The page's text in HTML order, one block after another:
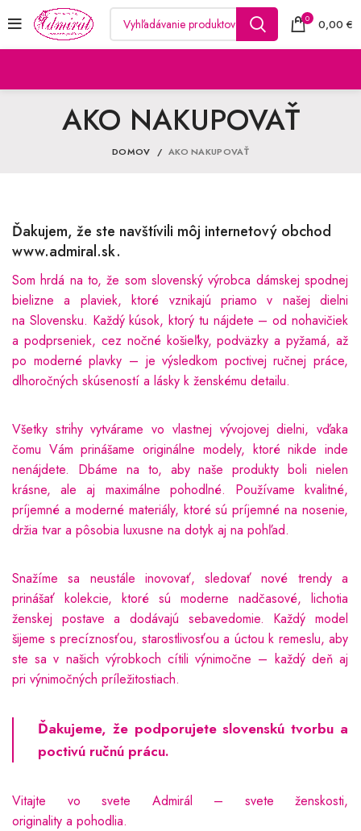
0 0,00 €
AKO NAKUPOVAŤ
DOMOV AKO NAKUPOVAŤ
Ďakujem, že ste navštívili môj internetový obchod
www.admiral.sk.
Som hrdá na to, že som slovenský výrobca dámskej spodnej
bielizne a plaviek, ktoré vznikajú priamo v našej dielni
na Slovensku. Každý kúsok, ktorý tu nájdete – od nohavičiek
a podprseniek, cez nočné košieľky, podväzky a pyžamá, až
po moderné plavky – je výsledkom poctivej ručnej práce,
dlhoročných skúseností a lásky k ženskému detailu.
Všetky strihy vytvárame vo vlastnej vývojovej dielni, vďaka
čomu Vám prinášame originálne modely, ktoré nikde inde
nenájdete. Dbáme na to, aby naše produkty boli nielen
krásne, ale aj maximálne pohodlné. Používame kvalitné,
príjemné a moderné materiály, ktoré sú príjemné na nosenie,
držia tvar a pôsobia luxusne na dotyk aj na pohľad.
Snažíme sa neustále inovovať, sledovať nové trendy a
prinášať kolekcie, ktoré sú moderne nadčasové, lichotia
ženskej postave a dodávajú sebavedomie. Každý model
šijeme s precíznosťou, starostlivosťou a úctou k remeslu, aby
ste sa v našich výrobkoch cítili výnimočne – každý deň aj
pri výnimočných príležitostiach.
Ďakujeme, že podporujete slovenskú tvorbu a
poctivú ručnú prácu.
Vitajte vo svete Admirál – svete ženskosti,
originality a pohodlia.